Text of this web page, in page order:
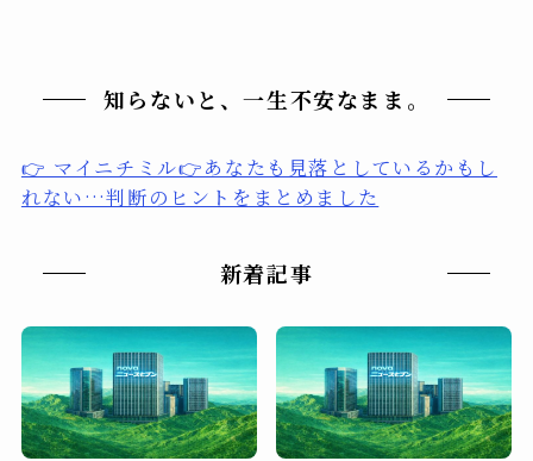
知らないと、一生不安なまま。
👉 マイニチミル👉あなたも見落としているかもし
れない…判断のヒントをまとめました
新着記事